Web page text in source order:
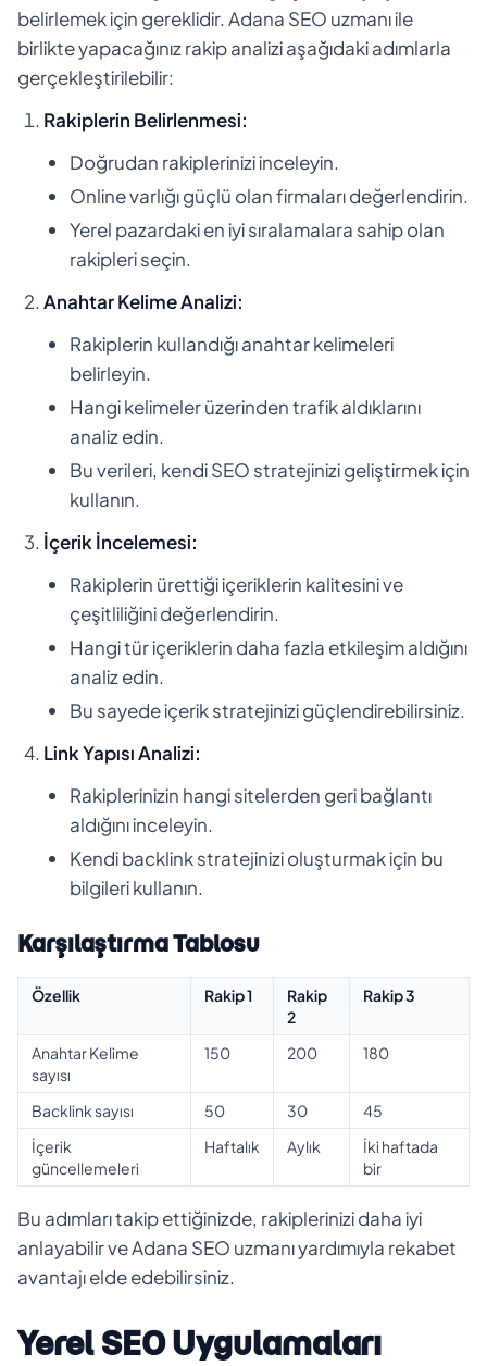
belirlemek için gereklidir. Adana SEO uzmanı ile
birlikte yapacağınız rakip analizi aşağıdaki adımlarla
gerçekleştirilebilir:
Rakiplerin Belirlenmesi:
Doğrudan rakiplerinizi inceleyin.
Online varlığı güçlü olan firmaları değerlendirin.
Yerel pazardaki en iyi sıralamalara sahip olan
rakipleri seçin.
Anahtar Kelime Analizi:
Rakiplerin kullandığı anahtar kelimeleri
belirleyin.
Hangi kelimeler üzerinden trafik aldıklarını
analiz edin.
Bu verileri, kendi SEO stratejinizi geliştirmek için
kullanın.
İçerik İncelemesi:
Rakiplerin ürettiği içeriklerin kalitesini ve
çeşitliliğini değerlendirin.
Hangi tür içeriklerin daha fazla etkileşim aldığını
analiz edin.
Bu sayede içerik stratejinizi güçlendirebilirsiniz.
Link Yapısı Analizi:
Rakiplerinizin hangi sitelerden geri bağlantı
aldığını inceleyin.
Kendi backlink stratejinizi oluşturmak için bu
bilgileri kullanın.
Karşılaştırma Tablosu
Özellik Rakip 1
Rakip
2
Rakip 3
Anahtar Kelime
sayısı
150 200 180
Backlink sayısı 50 30
45
İçerik
güncellemeleri
Haftalık Aylık
İki haftada
bir
Bu adımları takip ettiğinizde, rakiplerinizi daha iyi
anlayabilir ve Adana SEO uzmanı yardımıyla rekabet
avantajı elde edebilirsiniz.
Yerel SEO Uygulamaları